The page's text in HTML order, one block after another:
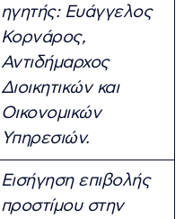
ηγητής: Ευάγγελος
Κορνάρος,
Αντιδήμαρχος
Διοικητικών και
Οικονομικών
Υπηρεσιών.
Εισήγηση επιβολής
προστίμου στην